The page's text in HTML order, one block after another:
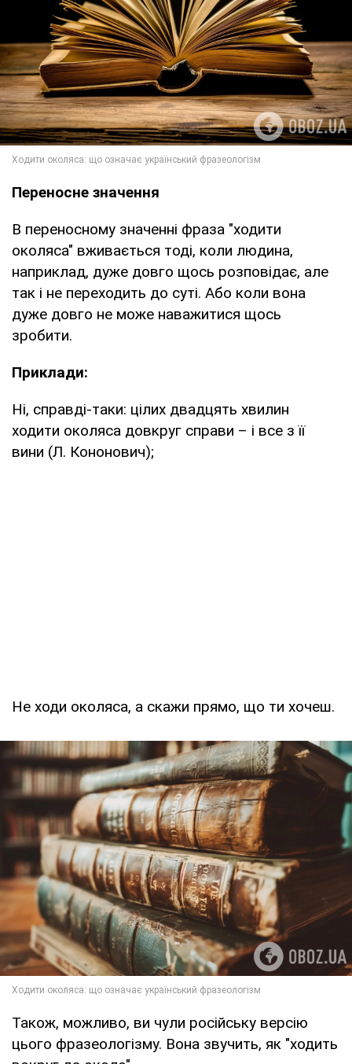
Переносне значення
В переносному значенні фраза "ходити
околяса" вживається тоді, коли людина,
наприклад, дуже довго щось розповідає, але
так і не переходить до суті. Або коли вона
дуже довго не може наважитися щось
зробити.
Приклади:
Ні, справді-таки: цілих двадцять хвилин
ходити околяса довкруг справи – і все з її
вини (Л. Кононович);
Не ходи околяса, а скажи прямо, що ти хочеш.
Також, можливо, ви чули російську версію
цього фразеологізму. Вона звучить, як "ходить